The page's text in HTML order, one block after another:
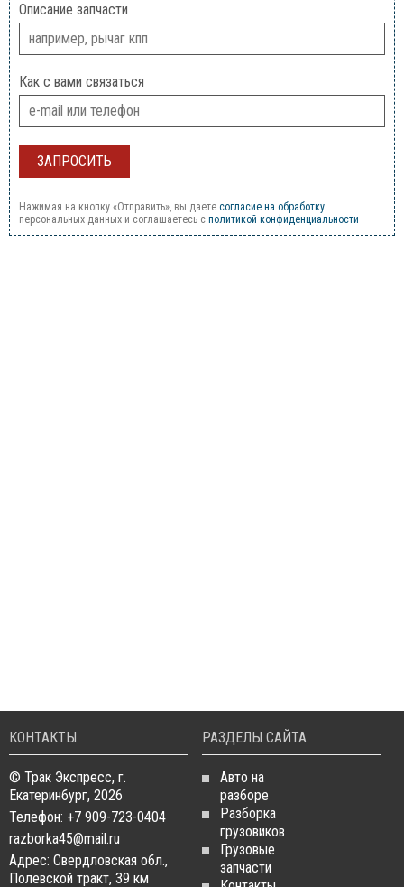
Описание запчасти
Как с вами связаться
Нажимая на кнопку «Отправить», вы даете согласие на обработку
персональных данных и соглашаетесь c политикой конфиденциальности
КОНТАКТЫ
© Трак Экспресс, г.
Екатеринбург, 2026
Телефон: +7 909-723-0404
razborka45@mail.ru
Адрес: Свердловская обл.,
Полевской тракт, 39 км
РАЗДЕЛЫ САЙТА
Авто на
разборе
Разборка
грузовиков
Грузовые
запчасти